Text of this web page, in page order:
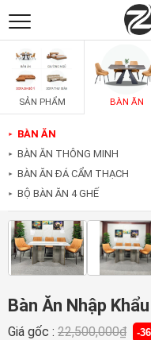
SẢN PHẨM
SOFAS
PHÒNG ĂN
PHÒNG KHÁCH
LIÊN HỆ
SẢN PHẨM BÀN ĂN
► BÀN ĂN
► BÀN ĂN THÔNG MINH
► BÀN ĂN ĐÁ CẨM THẠCH
► BỘ BÀN ĂN 4 GHẾ
Bàn Ăn Nhập
Giá gốc : 22,500,000₫ -